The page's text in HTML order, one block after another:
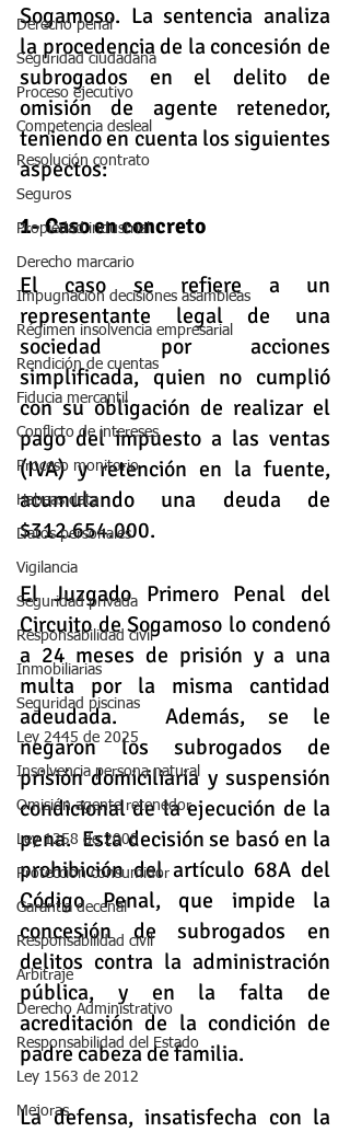
Derecho penal
Seguridad ciudadana
Proceso ejecutivo
Competencia desleal
Resolución contrato
Seguros
Propiedad industrial
Derecho marcario
Impugnación decisiones asambleas
Régimen insolvencia empresarial
Rendición de cuentas
Fiducia mercantil
Conflicto de intereses
Proceso monitorio
Habeas data
Datos personales
Vigilancia
Seguridad privada
Responsabilidad civil
Inmobiliarias
Seguridad piscinas
Ley 2445 de 2025
Insolvencia persona natural
Omisión agente retenedor
Ley 1258 de 2008
Protección consumidor
Garantia decenal
Responsabilidad civil
Arbitraje
Derecho Administrativo
Responsabilidad del Estado
Ley 1563 de 2012
Mejoras
Sogamoso. La sentencia analiza
la procedencia de la concesión de
subrogados en el delito de
teniendo en cuenta los siguientes
aspectos:
1- Caso en concreto
El caso se refiere a un
representante legal de una
sociedad por acciones
simplificada, quien no cumplió
con su obligación de realizar el
pago del impuesto a las ventas
(IVA) y retención en la fuente,
acumulando una deuda de
$312.654.000.
El Juzgado Primero Penal del
Circuito de Sogamoso lo condenó
a 24 meses de prisión y a una
multa por la misma cantidad
adeudada.  Además, se le
negaron los subrogados de
prisión domiciliaria y suspensión
condicional de la ejecución de la
pena.  Esta decisión se basó en la
prohibición del artículo 68A del
Código Penal, que impide la
concesión de subrogados en
delitos contra la administración
pública, y en la falta de
acreditación de la condición de
padre cabeza de familia.
La defensa, insatisfecha con la